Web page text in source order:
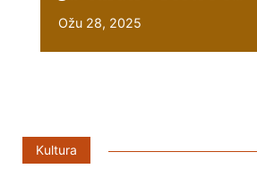
Ožu 28, 2025
Kultura